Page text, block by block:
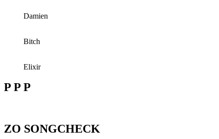
Damien
Bitch
Elixir
P P P
ZO SONGCHECK